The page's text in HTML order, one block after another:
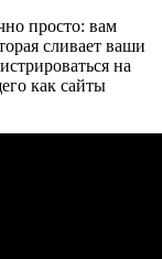
просто: вам
сливает ваши
на
как сайты